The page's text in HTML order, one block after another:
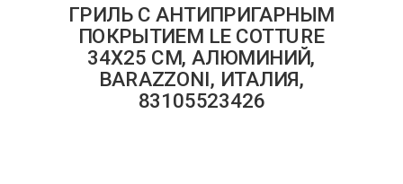
ГРИЛЬ С АНТИПРИГАРНЫМ
ПОКРЫТИЕМ LE COTTURE
34Х25 СМ, АЛЮМИНИЙ,
BARAZZONI, ИТАЛИЯ,
83105523426